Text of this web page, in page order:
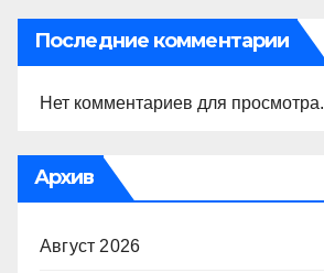
Последние комментарии
Нет комментариев для просмотра.
Архив
Август 2026